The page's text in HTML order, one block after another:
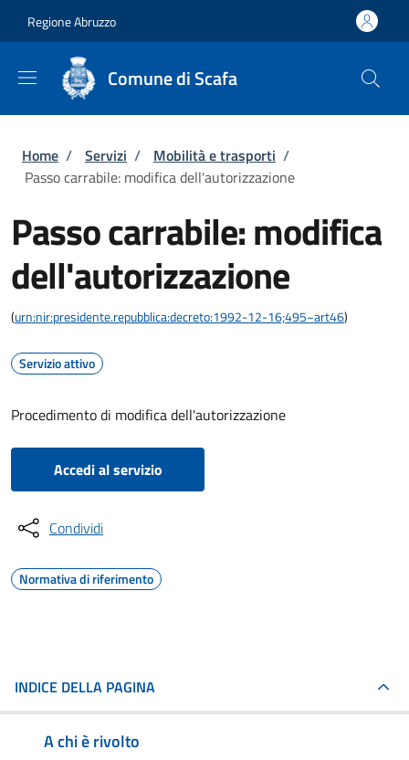
Regione Abruzzo
Comune di Scafa
Briciole di pane
Home / Servizi / Mobilità e trasporti /
Passo carrabile: modifica dell'autorizzazione
Passo carrabile: modifica
dell'autorizzazione
(urn:nir:presidente.repubblica:decreto:1992-12-16;495~art46)
Servizio attivo
Procedimento di modifica dell'autorizzazione
Accedi al servizio
Condividi
Normativa di riferimento
INDICE DELLA PAGINA
A chi è rivolto